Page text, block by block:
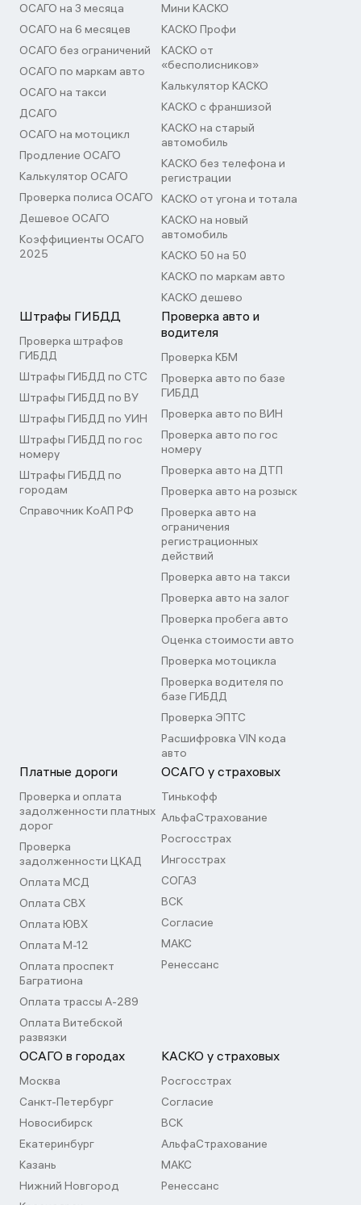
ОСАГО на 3 месяца
ОСАГО на 6 месяцев
ОСАГО без ограничений
ОСАГО по маркам авто
ОСАГО на такси
ДСАГО
ОСАГО на мотоцикл
Продление ОСАГО
Калькулятор ОСАГО
Проверка полиса ОСАГО
Дешевое ОСАГО
Коэффициенты ОСАГО
2025
Мини КАСКО
КАСКО Профи
КАСКО от
«бесполисников»
Калькулятор КАСКО
КАСКО с франшизой
КАСКО на старый
автомобиль
КАСКО без телефона и
регистрации
КАСКО от угона и тотала
КАСКО на новый
автомобиль
КАСКО 50 на 50
КАСКО по маркам авто
КАСКО дешево
Штрафы ГИБДД
Проверка штрафов
ГИБДД
Штрафы ГИБДД по СТС
Штрафы ГИБДД по ВУ
Штрафы ГИБДД по УИН
Штрафы ГИБДД по гос
номеру
Штрафы ГИБДД по
городам
Справочник КоАП РФ
Проверка авто и
водителя
Проверка КБМ
Проверка авто по базе
ГИБДД
Проверка авто по ВИН
Проверка авто по гос
номеру
Проверка авто на ДТП
Проверка авто на розыск
Проверка авто на
ограничения
регистрационных
действий
Проверка авто на такси
Проверка авто на залог
Проверка пробега авто
Оценка стоимости авто
Проверка мотоцикла
Проверка водителя по
базе ГИБДД
Проверка ЭПТС
Расшифровка VIN кода
авто
Платные дороги
Проверка и оплата
задолженности платных
дорог
Проверка
задолженности ЦКАД
Оплата МСД
Оплата СВХ
Оплата ЮВХ
Оплата М-12
Оплата проспект
Багратиона
Оплата трассы А-289
Оплата Витебской
развязки
ОСАГО у страховых
Тинькофф
АльфаСтрахование
Росгосстрах
Ингосстрах
СОГАЗ
ВСК
Согласие
МАКС
Ренессанс
ОСАГО в городах
Москва
Санкт-Петербург
Новосибирск
Екатеринбург
Казань
Нижний Новгород
КАСКО у страховых
Росгосстрах
Согласие
ВСК
АльфаСтрахование
МАКС
Ренессанс